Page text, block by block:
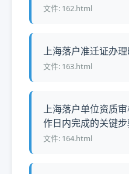
文件: 162.html
上海落户准迁证办
文件: 163.html
上海落户单位资质
作日内完成的关键
文件: 164.html